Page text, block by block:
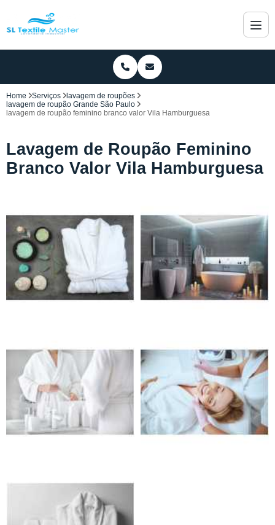
Home Serviços
lavagem de roupões
lavagem de roupão Grande São Paulo
lavagem de roupão feminino branco valor Vila Hamburguesa
Lavagem de Roupão Feminino
Branco Valor Vila Hamburguesa